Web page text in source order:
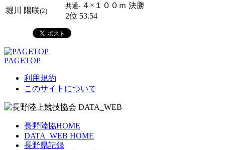
堀川 陽咲(2)
共通- ４×１００ｍ 決勝
2位 53.54
PAGETOP
利用規約
このサイトについて
長野陸協HOME
DATA_WEB HOME
長野県記録